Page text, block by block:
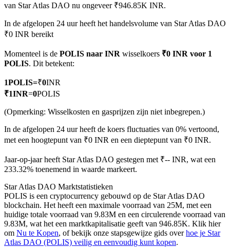
TradFi
Futures met USDC als onderpand
van Star Atlas DAO nu ongeveer ₹946.85K INR.
In de afgelopen 24 uur heeft het handelsvolume van Star Atlas DAO
₹0 INR bereikt
Momenteel is de POLIS naar INR wisselkoers ₹0 INR voor 1
POLIS. Dit betekent:
1POLIS=₹0INR
₹1INR=0POLIS
(Opmerking: Wisselkosten en gasprijzen zijn niet inbegrepen.)
In de afgelopen 24 uur heeft de koers fluctuaties van 0% vertoond,
met een hoogtepunt van ₹0 INR en een dieptepunt van ₹0 INR.
Jaar-op-jaar heeft Star Atlas DAO gestegen met ₹-- INR, wat een
233.32% toenemend in waarde markeert.
Star Atlas DAO Marktstatistieken
POLIS is een cryptocurrency gebouwd op de Star Atlas DAO
blockchain. Het heeft een maximale voorraad van 25M, met een
huidige totale voorraad van 9.83M en een circulerende voorraad van
9.83M, wat het een marktkapitalisatie geeft van 946.85K. Klik hier
om Nu te Kopen, of bekijk onze stapsgewijze gids overhoe je Star
Atlas DAO (POLIS) veilig en eenvoudig kunt kopen.